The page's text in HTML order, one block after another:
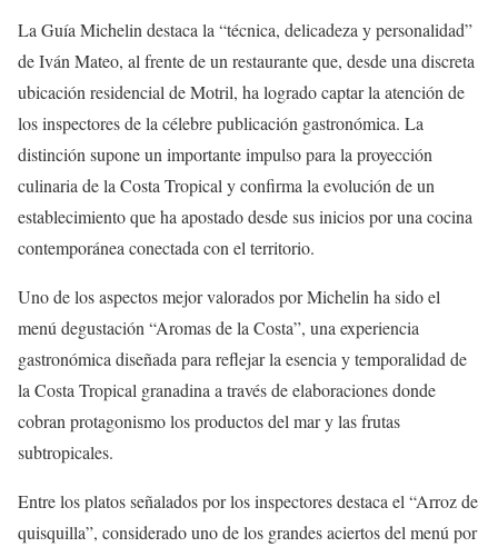
La Guía Michelin destaca la “técnica, delicadeza y personalidad”
de Iván Mateo, al frente de un restaurante que, desde una discreta
ubicación residencial de Motril, ha logrado captar la atención de
los inspectores de la célebre publicación gastronómica. La
distinción supone un importante impulso para la proyección
culinaria de la Costa Tropical y confirma la evolución de un
establecimiento que ha apostado desde sus inicios por una cocina
contemporánea conectada con el territorio.
Uno de los aspectos mejor valorados por Michelin ha sido el
menú degustación “Aromas de la Costa”, una experiencia
gastronómica diseñada para reflejar la esencia y temporalidad de
la Costa Tropical granadina a través de elaboraciones donde
cobran protagonismo los productos del mar y las frutas
subtropicales.
Entre los platos señalados por los inspectores destaca el “Arroz de
quisquilla”, considerado uno de los grandes aciertos del menú por